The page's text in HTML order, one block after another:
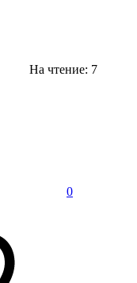
На чтение: 7
0